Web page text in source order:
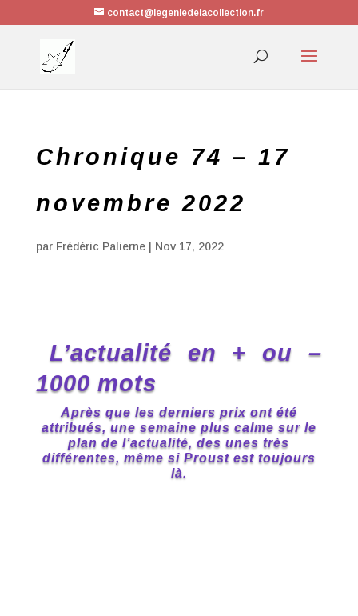
contact@legeniedelacollection.fr
Chronique 74 – 17
novembre 2022
par Frédéric Palierne| Nov 17, 2022
L’actualité en + ou –
1000 mots
Après que les derniers prix ont été
attribués, une semaine plus calme sur le
plan de l’actualité, des unes très
différentes, même si Proust est toujours
là.